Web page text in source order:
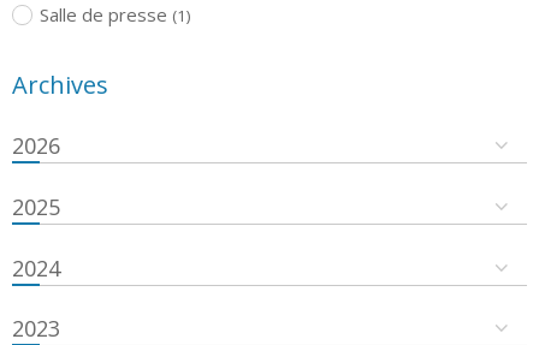
Salle de presse (1)
Archives
2026
2025
2024
2023